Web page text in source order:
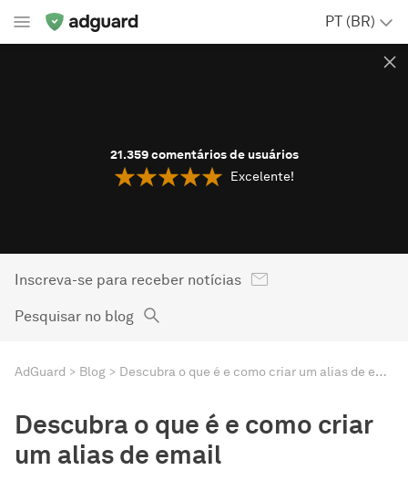
PT (BR)
21.359comentários de usuários
Excelente!
Inscreva-se para receber notícias
Pesquisar no blog
AdGuard Blog Descubra o que é e como criar um alias de email
Descubra o que é e como criar
um alias de email